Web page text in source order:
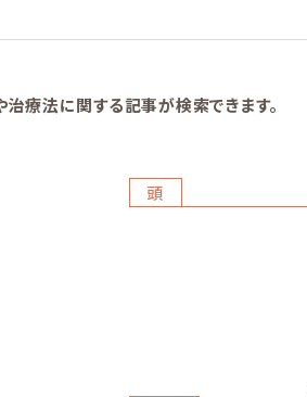
治療法に関する記事が検索できます。
頭